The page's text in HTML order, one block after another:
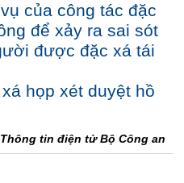
của công tác đặc
để xảy ra sai sót
được đặc xá tái
họp xét duyệt hồ
tin điện tử Bộ Công an